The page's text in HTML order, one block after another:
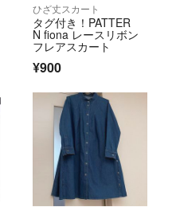
ひざ丈スカート
タグ付き！PATTER
N fiona レースリボン
フレアスカート
¥900